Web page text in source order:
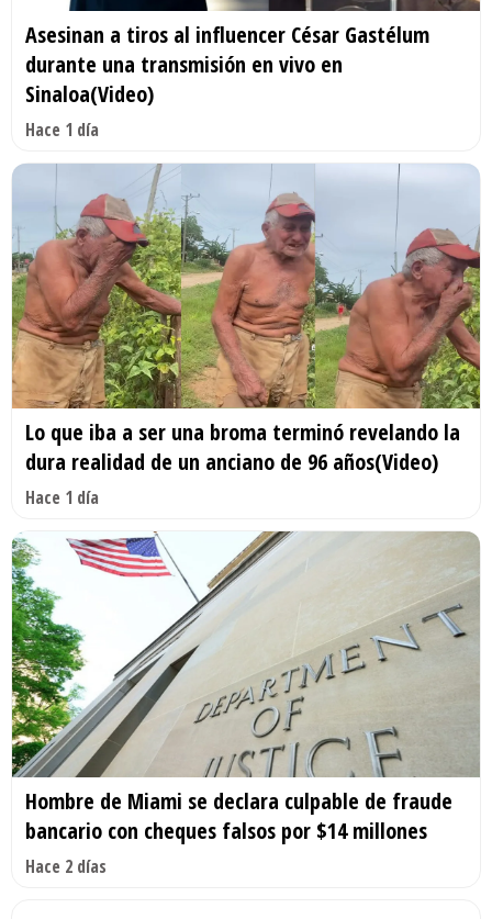
Asesinan a tiros al influencer César Gastélum
durante una transmisión en vivo en
Sinaloa(Video)
Hace 1 día
Lo que iba a ser una broma terminó revelando la
dura realidad de un anciano de 96 años(Video)
Hace 1 día
Hombre de Miami se declara culpable de fraude
bancario con cheques falsos por $14 millones
Hace 2 días